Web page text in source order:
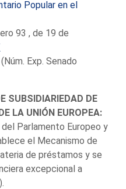
Popular en el
93 , de 19 de
Exp. Senado
SUBSIDIARIEDAD DE
LA UNIÓN EUROPEA:
Parlamento Europeo y
el Mecanismo de
de préstamos y se
excepcional a